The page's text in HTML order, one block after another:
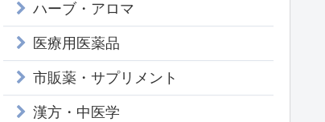
ハーブ・アロマ
医療用医薬品
市販薬・サプリメント
漢方・中医学